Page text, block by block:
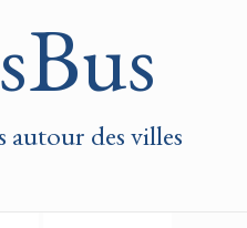
des villes